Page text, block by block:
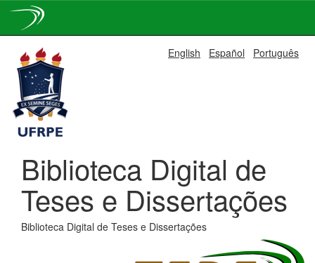
navigation
English Español Português
Biblioteca Digital de
Teses e Dissertações
Biblioteca Digital de Teses e Dissertações